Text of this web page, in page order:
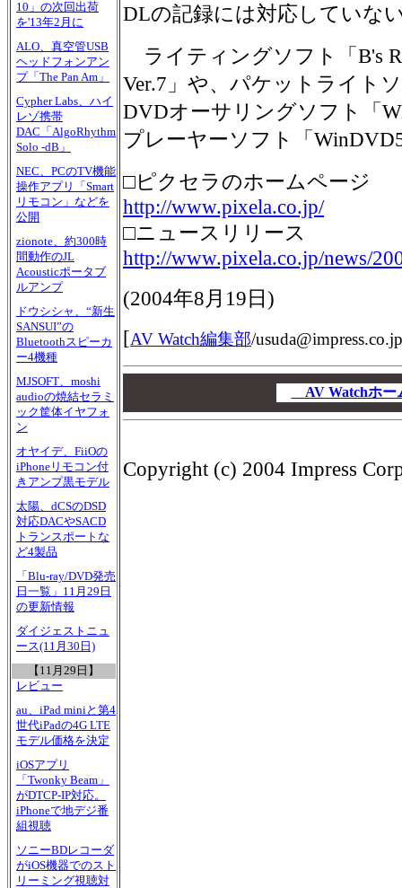
10」の次回出荷
を'13年2月に
ALO、真空管USB
ヘッドフォンアン
プ「The Pan Am」
Cypher Labs、ハイ
レゾ携帯
DAC「AlgoRhythm
Solo -dB」
NEC、PCのTV機能
操作アプリ「Smart
リモコン」などを
公開
zionote、約300時
間動作のJL
Acousticポータブ
ルアンプ
ドウシシャ、“新生
SANSUI”の
Bluetoothスピーカ
ー4機種
MJSOFT、moshi
audioの焼結セラミ
ック筐体イヤフォ
ン
オヤイデ、FiiOの
iPhoneリモコン付
きアンプ黒モデル
太陽、dCSのDSD
対応DACやSACD
トランスポートな
ど4製品
「Blu-ray/DVD発売
日一覧」11月29日
の更新情報
ダイジェストニュ
ース(11月30日)
【11月29日】
レビュー
au、iPad miniと第4
世代iPadの4G LTE
モデル価格を決定
iOSアプリ
「Twonky Beam」
がDTCP-IP対応。
iPhoneで地デジ番
組視聴
ソニーBDレコーダ
がiOS機器でのスト
リーミング視聴対
DLの記録には対応していな
ライティングソフト「B's
Ver.7」や、パケットライト
DVDオーサリングソフト「
プレーヤーソフト「
□ピクセラのホームページ
http://www.pixela.co.jp/
□ニュースリリース
http://www.pixela.co.jp/news/
(2004年8月19日 )
[AV Watch編集部/usuda@impress.co.jp
AV Watchホ
Copyright (c) 2004 Impress